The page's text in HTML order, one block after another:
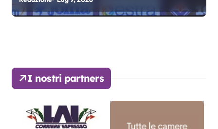
I nostri partners